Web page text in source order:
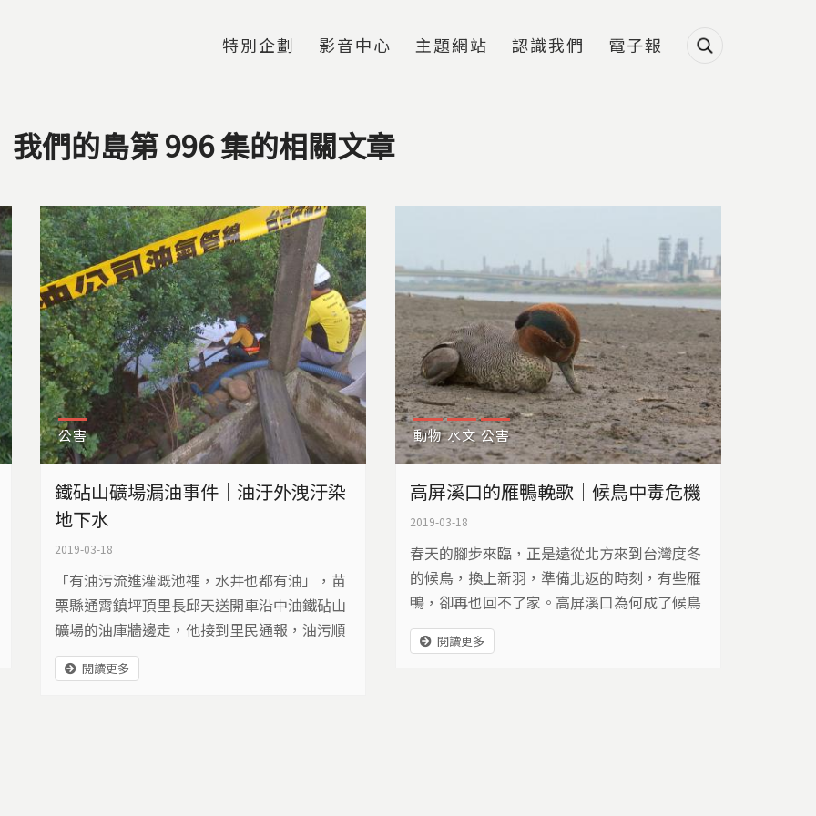
特別企劃 影音中心 主題網站 認識我們 電子報
我們的島第 996 集的相關文章
公害
鐵砧山礦場漏油事件｜油汙外洩汙染
地下水
2019-03-18
「有油污流進灌溉池裡，水井也都有油」，苗
栗縣通霄鎮坪頂里長邱天送開車沿中油鐵砧山
礦場的油庫牆邊走，他接到里民通報，油污順
著溪溝又往更外圍擴散，邱里長忿忿不平的
說：「我們里民沒有得到什麼，得到危險
閱讀更多
動物 水文 公害
高屏溪口的雁鴨輓歌｜候鳥中毒危機
2019-03-18
春天的腳步來臨，正是遠從北方來到台灣度冬
的候鳥，換上新羽，準備北返的時刻，有些雁
鴨，卻再也回不了家。高屏溪口為何成了候鳥
斷魂處？
閱讀更多